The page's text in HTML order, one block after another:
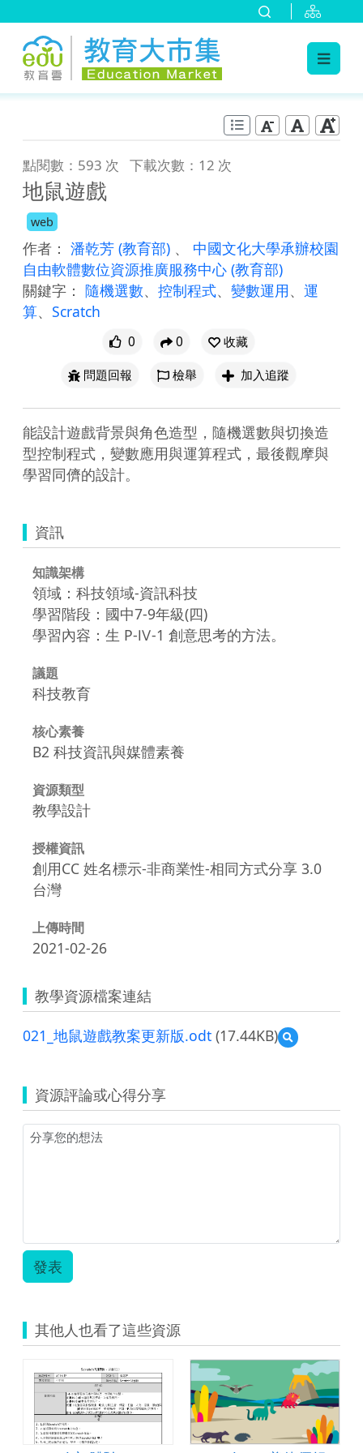
點閱數：593 次 下載次數：12 次
地鼠遊戲
web
作者： 潘乾芳 (教育部) 、 中國文化大學承辦校園
自由軟體數位資源推廣服務中心 (教育部)
關鍵字： 隨機選數、 控制程式、 變數運用、 運
算、 Scratch
0 0
收藏
問題回報
檢舉 加入追蹤
能設計遊戲背景與角色造型，隨機選數與切換造
型控制程式，變數應用與運算程式，最後觀摩與
資訊
知識架構
領域：科技領域-資訊科技
學習階段：國中7-9年級(四)
學習內容：生 P-Ⅳ-1 創意思考的方法。
議題
科技教育
核心素養
B2 科技資訊與媒體素養
資源類型
教學設計
授權資訊
創用CC 姓名標示-非商業性-相同方式分享 3.0
台灣
上傳時間
2021-02-26
教學資源檔案連結
021_地鼠遊戲教案更新版.odt (17.44KB)
預
覽
遊
戲
資源評論或心得分享
發表
其他人也看了這些資源